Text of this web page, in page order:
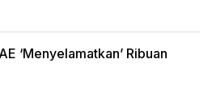
‘Menyelamatkan’ Ribuan